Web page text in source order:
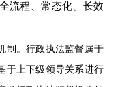
流程、常态化、长效
。行政执法监督属于
于上下级领导关系进行